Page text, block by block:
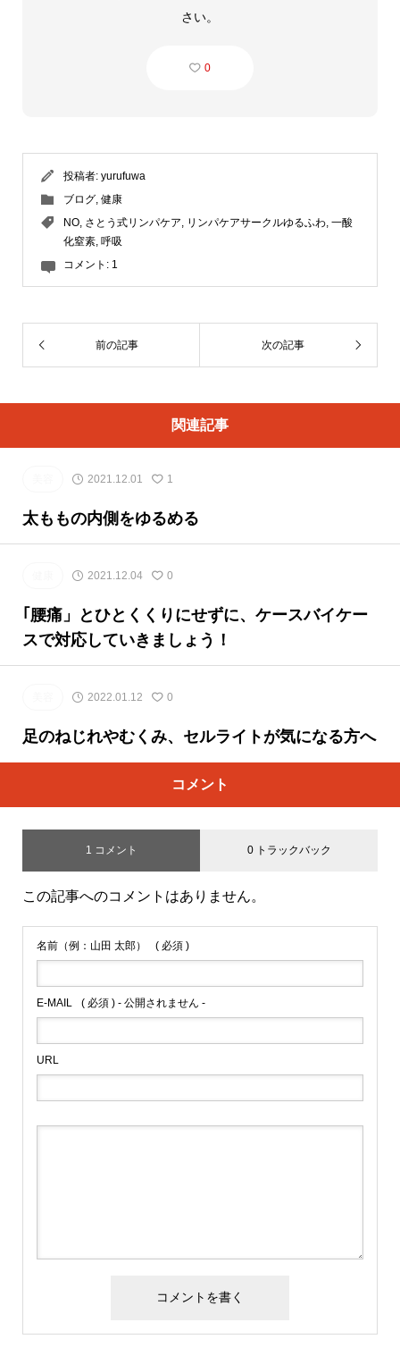
さい。
0
投稿者: yurufuwa
ブログ, 健康
NO, さとう式リンパケア, リンパケアサークルゆるふわ, 一酸
化窒素, 呼吸
コメント: 1
前の記事 次の記事
関連記事
2021.12.01 1
太ももの内側をゆるめる
2021.12.04 0
｢腰痛」とひとくくりにせずに、ケースバイケー
スで対応していきましょう！
2022.01.12 0
足のねじれやむくみ、セルライトが気になる方へ
コメント
1 コメント 0 トラックバック
この記事へのコメントはありません。
名前（例：山田 太郎） ( 必須 )
E-MAIL ( 必須 ) - 公開されません -
URL